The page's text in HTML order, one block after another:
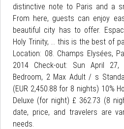
distinctive note to Paris and a
From here, guests can enjoy
beautiful city has to offer.
Holy Trinity, ... this is the best of
Location: 08. Champs Elysées,
2014 Check-out: Sun April
Bedroom, 2 Max Adult / s
(EUR 2,450.88 for 8 nights) 10%
Deluxe (for night) £ 362.73 (8
date, price, and travelers are
needs.